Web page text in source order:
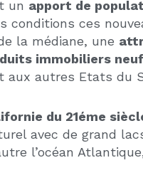
ARTICLES